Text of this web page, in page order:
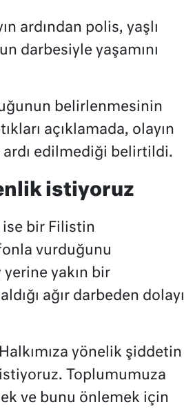
ardından polis, yaşlı
darbesiyle yaşamını
belirlenmesinin
açıklamada, olayın
edilmediği belirtildi.
istiyoruz
ise bir Filistin
vurduğunu
yakın bir
ağır darbeden dolayı
yönelik şiddetin
Toplumumuza
ve bunu önlemek için